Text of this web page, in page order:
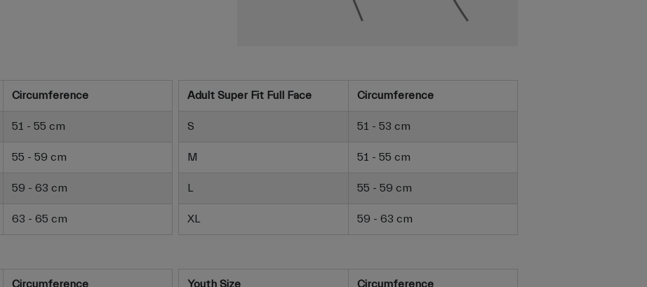
Circumference
51 - 55 cm
55 - 59 cm
59 - 63 cm
63 - 65 cm
Adult Super Fit Full Face Circumference
S 51 - 53 cm
M 51 - 55 cm
L 55 - 59 cm
XL 59 - 63 cm
Circumference Youth Size Circumference